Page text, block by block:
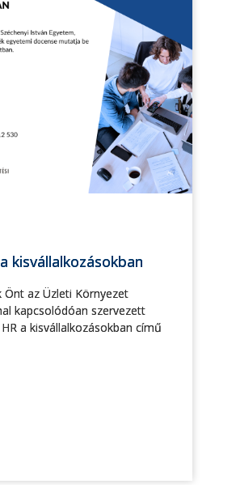
kisvállalkozásokban
az Üzleti Környezet
kapcsolódóan szervezett
a kisvállalkozásokban című